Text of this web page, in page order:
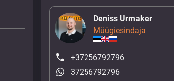
Deniss Urmaker
Müügiesindaja
+37256792796
37256792796